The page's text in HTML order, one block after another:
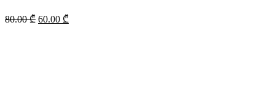
80.00₾ 60.00 ₾